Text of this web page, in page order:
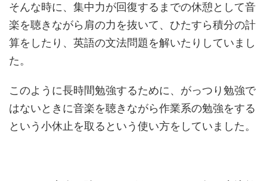
そんな時に、集中力が回復するまでの休憩として音
楽を聴きながら肩の力を抜いて、ひたすら積分の計
算をしたり、英語の文法問題を解いたりしていまし
た。
このように長時間勉強するために、がっつり勉強で
はないときに音楽を聴きながら作業系の勉強をする
という小休止を取るという使い方をしていました。